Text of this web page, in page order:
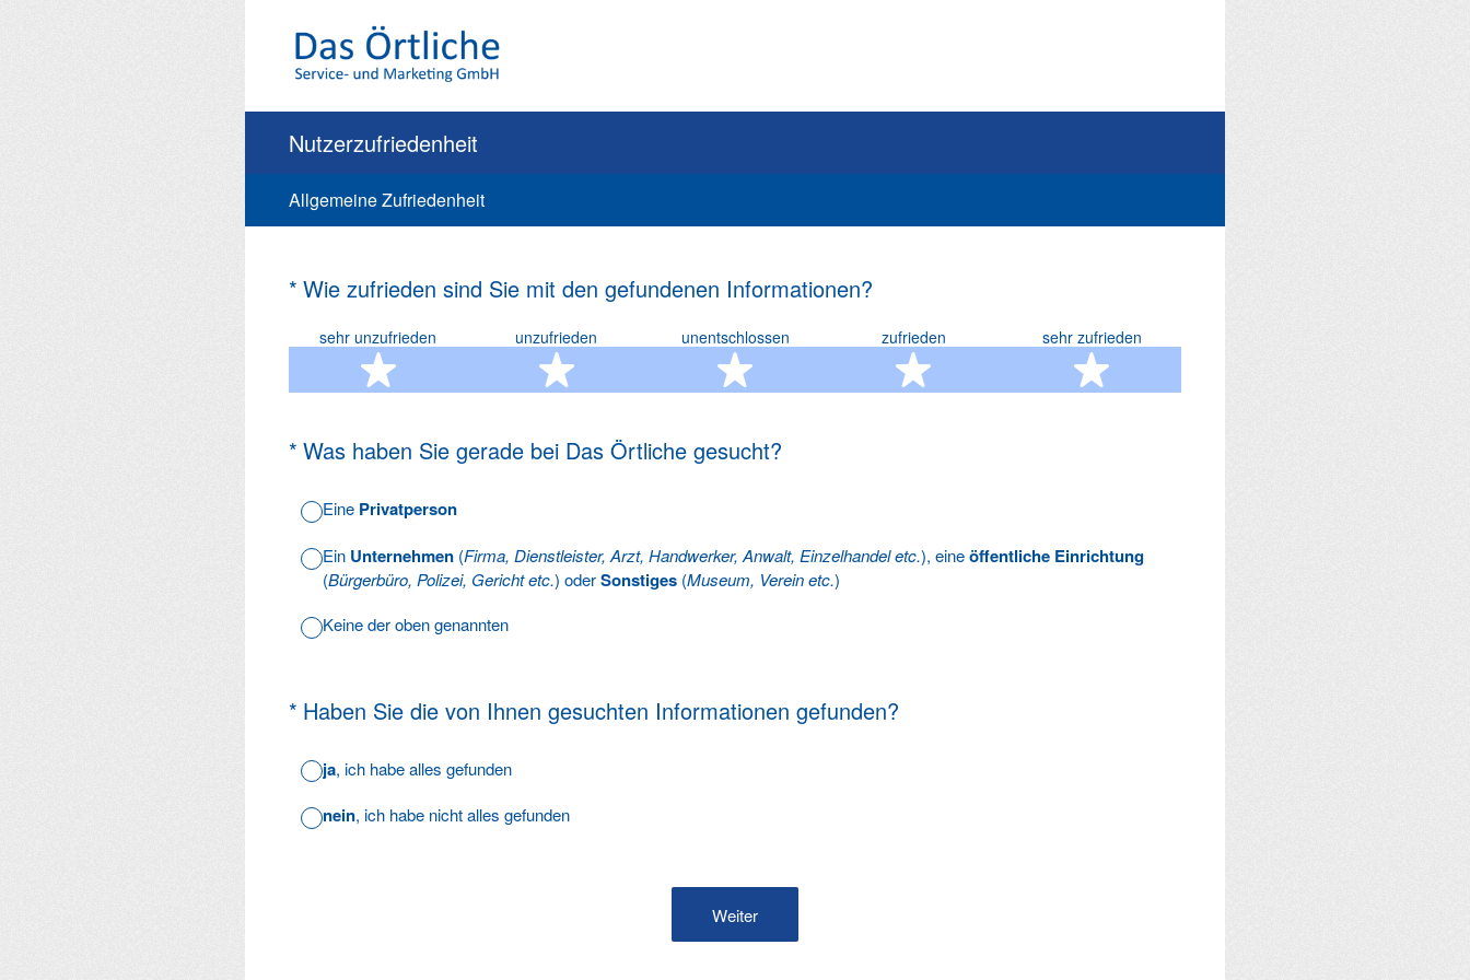
Nutzerzufriedenheit
Allgemeine Zufriedenheit
* Wie zufrieden sind Sie mit den gefundenen Informationen?
(Erforderlich.)
sehr unzufrieden
1 Stern
unzufrieden
2 Sterne
unentschlossen
3 Sterne
zufrieden
4 Sterne
sehr zufrieden
5 Sterne
* Was haben Sie gerade bei Das Örtliche gesucht?
(Erforderlich.)
Eine Privatperson
Ein Unternehmen (Firma, Dienstleister, Arzt, Handwerker, Anwalt, Einzelhandel etc.), eineöffentliche Einrichtung
(Bürgerbüro, Polizei, Gericht etc.) oderSonstiges (Museum, Verein etc.)
Keine der oben genannten
* Haben Sie die von Ihnen gesuchten Informationen gefunden?
(Erforderlich.)
ja, ich habe alles gefunden
nein, ich habe nicht alles gefunden
Weiter